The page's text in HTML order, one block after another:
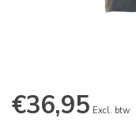
€36,95 Excl. btw